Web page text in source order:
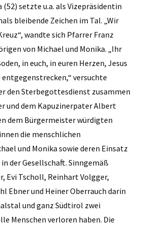
(52) setzte u.a. als Vizepräsidentin
bleibende Zeichen im Tal. „Wir
wandte sich Pfarrer Franz
von Michael und Monika. „Ihr
in euch, in euren Herzen, Jesus
entgegenstrecken,“ versuchte
den Sterbegottesdienst zusammen
und dem Kapuzinerpater Albert
dem Bürgermeister würdigten
die menschlichen
und Monika sowie deren Einsatz
der Gesellschaft. Sinngemäß
Evi Tscholl, Reinhart Volgger,
Ebner und Heiner Oberrauch darin
und ganz Südtirol zwei
Menschen verloren haben. Die